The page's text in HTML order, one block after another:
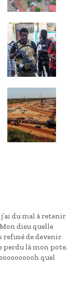
du mal à retenir
dieu quelle
refusé de devenir
perdu là mon pote.
quel